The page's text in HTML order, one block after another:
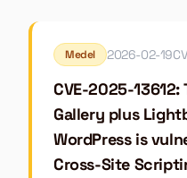
Medel 2026-02-19
CVE-2025-13612:
Gallery plus
WordPress is
Cross-Site